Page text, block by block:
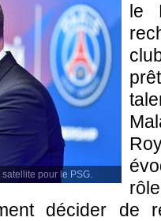
pour le PSG.
le
décider de